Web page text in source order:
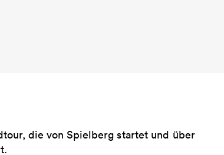
die von Spielberg startet und über